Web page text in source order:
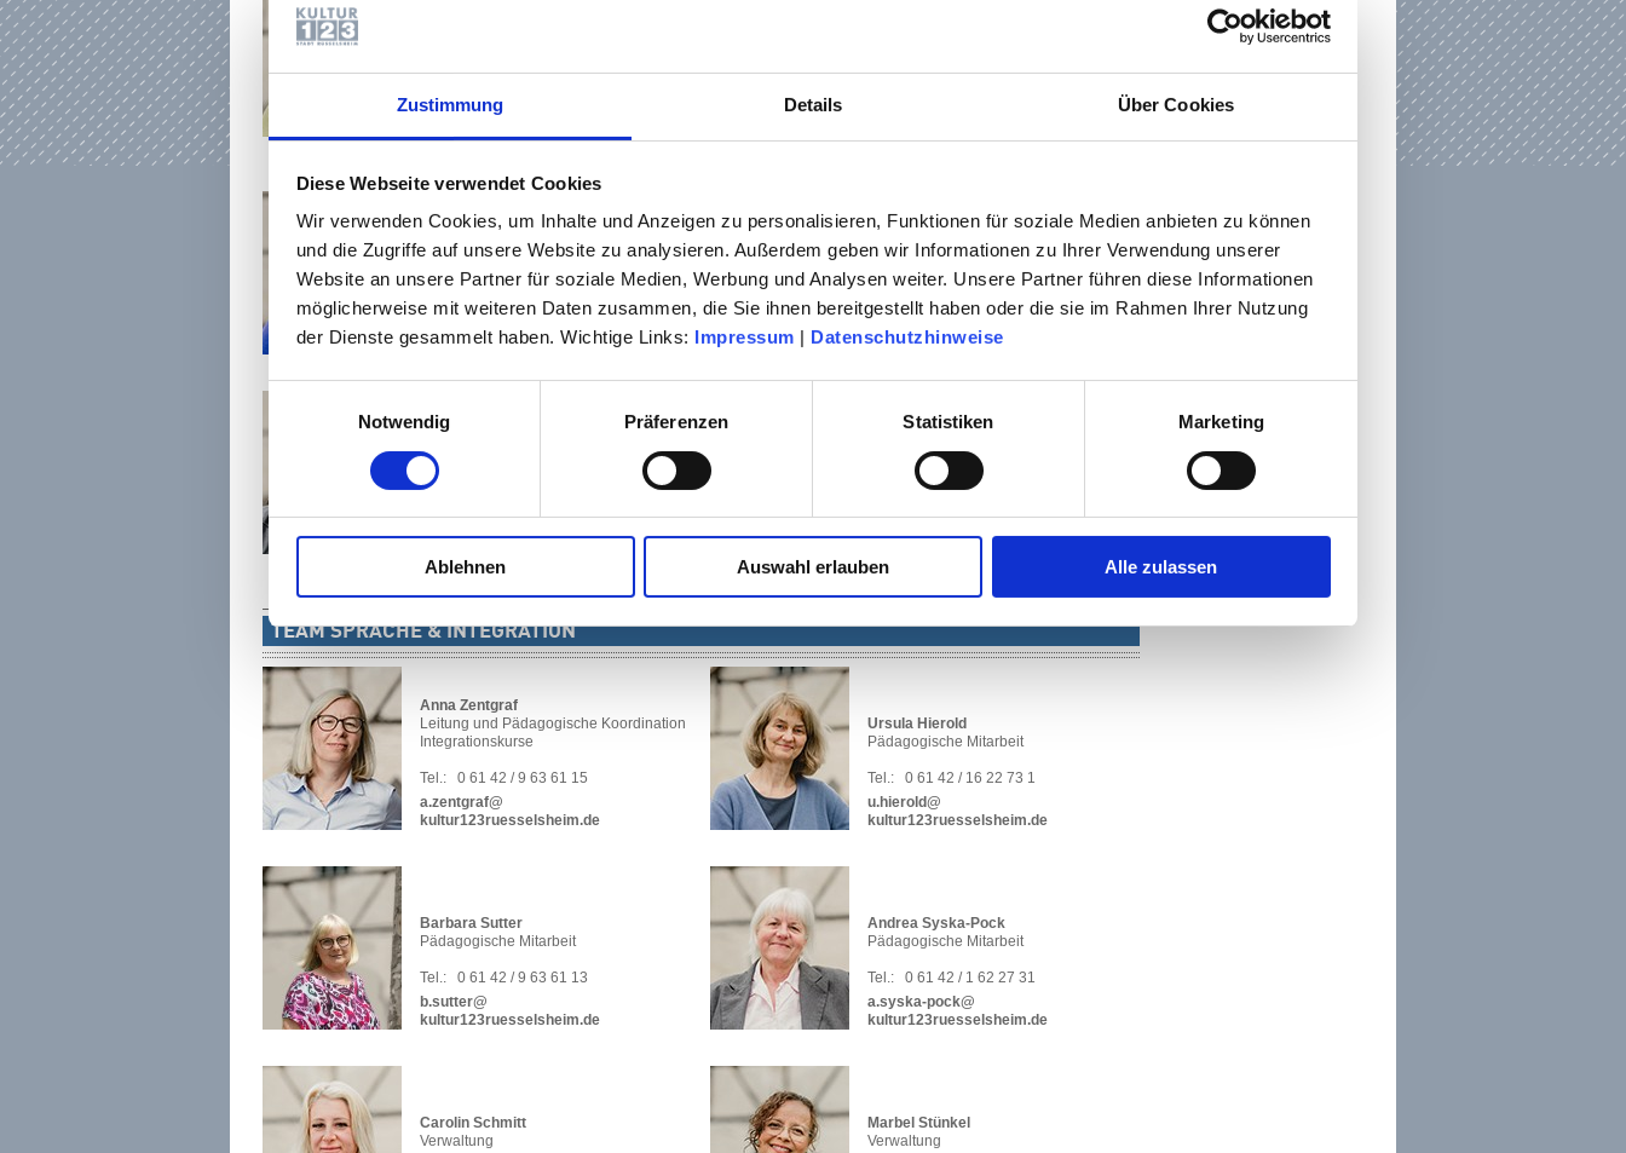
Zustimmung Details Über Cookies
Diese Webseite verwendet Cookies
Wir verwenden Cookies, um Inhalte und Anzeigen zu personalisieren, Funktionen für soziale Medien anbieten zu können
und die Zugriffe auf unsere Website zu analysieren. Außerdem geben wir Informationen zu Ihrer Verwendung unserer
Website an unsere Partner für soziale Medien, Werbung und Analysen weiter. Unsere Partner führen diese Informationen
möglicherweise mit weiteren Daten zusammen, die Sie ihnen bereitgestellt haben oder die sie im Rahmen Ihrer Nutzung
der Dienste gesammelt haben. Wichtige Links: Impressum | Datenschutzhinweise
Einwilligungsauswahl
Notwendig
Präferenzen Statistiken Marketing
Ablehnen Auswahl erlauben Alle zulassen
i.delodovici@
Paribhasha Sandra Steitz-Andel
Pädagogische Koordination -
Tel.:
0 61 42 / 83 27 72
s.steitz-andel@
kultur123ruesselsheim.de
Gabriele Ulysse
Verwaltung
Nicole Stapf
Verwaltung
Tel.:
0 61 42 / 83 27 41
n.stapf@
kultur123ruesselsheim.de
TEAM SPRACHE & INTEGRATION
Anna Zentgraf
Leitung und Pädagogische Koordination
Integrationskurse
Tel.:
0 61 42 / 9 63 61 15
a.zentgraf@
kultur123ruesselsheim.de
Barbara Sutter
Pädagogische Mitarbeit
Tel.:
0 61 42 / 9 63 61 13
b.sutter@
kultur123ruesselsheim.de
Carolin Schmitt
Verwaltung
Ursula Hierold
Pädagogische Mitarbeit
Tel.:
0 61 42 / 16 22 73 1
u.hierold@
kultur123ruesselsheim.de
Andrea Syska-Pock
Pädagogische Mitarbeit
Tel.:
0 61 42 / 1 62 27 31
a.syska-pock@
kultur123ruesselsheim.de
Marbel Stünkel
Verwaltung